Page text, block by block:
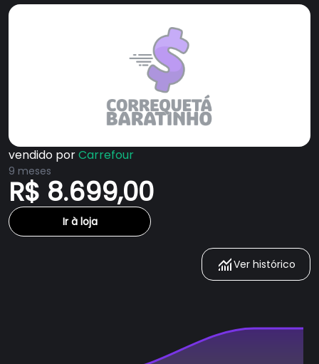
vendido porCarrefour
9 meses
R$ 8.699,00
Ir à loja
Ver histórico